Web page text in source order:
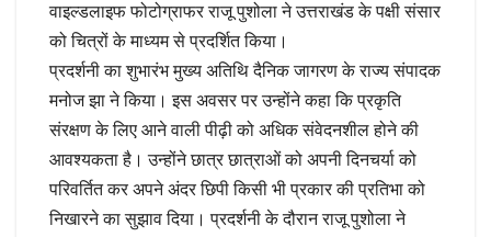
वाइल्डलाइफ फोटोग्राफर राजू पुशोला ने उत्तराखंड के पक्षी संसार
को चित्रों के माध्यम से प्रदर्शित किया।
प्रदर्शनी का शुभारंभ मुख्य अतिथि दैनिक जागरण के राज्य संपादक
मनोज झा ने किया। इस अवसर पर उन्होंने कहा कि प्रकृति
संरक्षण के लिए आने वाली पीढ़ी को अधिक संवेदनशील होने की
आवश्यकता है। उन्होंने छात्र छात्राओं को अपनी दिनचर्या को
परिवर्तित कर अपने अंदर छिपी किसी भी प्रकार की प्रतिभा को
निखारने का सुझाव दिया। प्रदर्शनी के दौरान राजू पुशोला ने